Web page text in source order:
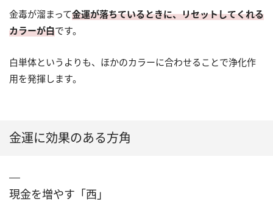
金毒が溜まって金運が落ちているときに、リセットしてくれる
カラーが白です。
白単体というよりも、ほかのカラーに合わせることで浄化作
用を発揮します。
金運に効果のある方角
現金を増やす「西」